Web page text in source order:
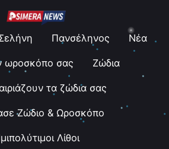
Πανσέληνος Νέα
ωροσκόπο σας Ζώδια
τα ζώδια σας
Ζώδιο & Ωροσκόπο
Λίθοι